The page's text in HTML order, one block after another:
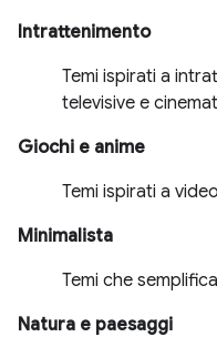
Intrattenimento
Temi ispirati a
televisive e
Giochi e anime
Temi ispirati a
Minimalista
Temi che
Natura e paesaggi